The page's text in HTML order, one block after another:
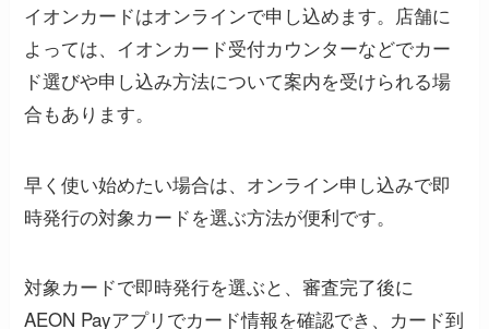
イオンカードはオンラインで申し込めます。店舗に
よっては、イオンカード受付カウンターなどでカー
ド選びや申し込み方法について案内を受けられる場
合もあります。
早く使い始めたい場合は、オンライン申し込みで即
時発行の対象カードを選ぶ方法が便利です。
対象カードで即時発行を選ぶと、審査完了後に
AEON Payアプリでカード情報を確認でき、カード到